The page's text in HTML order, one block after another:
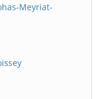
Meyriat-